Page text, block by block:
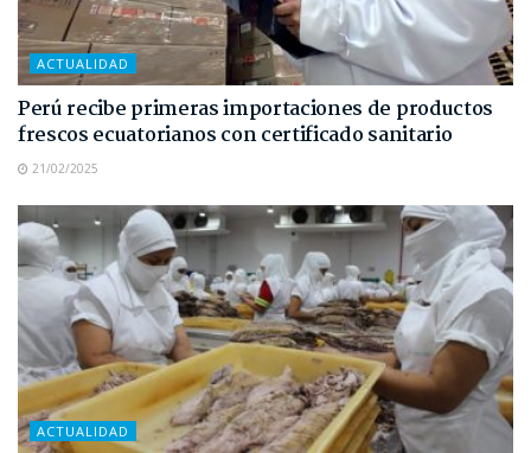
ACTUALIDAD
Perú recibe primeras importaciones de productos
frescos ecuatorianos con certificado sanitario
21/02/2025
ACTUALIDAD